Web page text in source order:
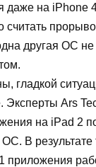
даже на iPhone
считать
другая ОС не
гладкой
Эксперты Ars
на iPad 2
В результате
приложения